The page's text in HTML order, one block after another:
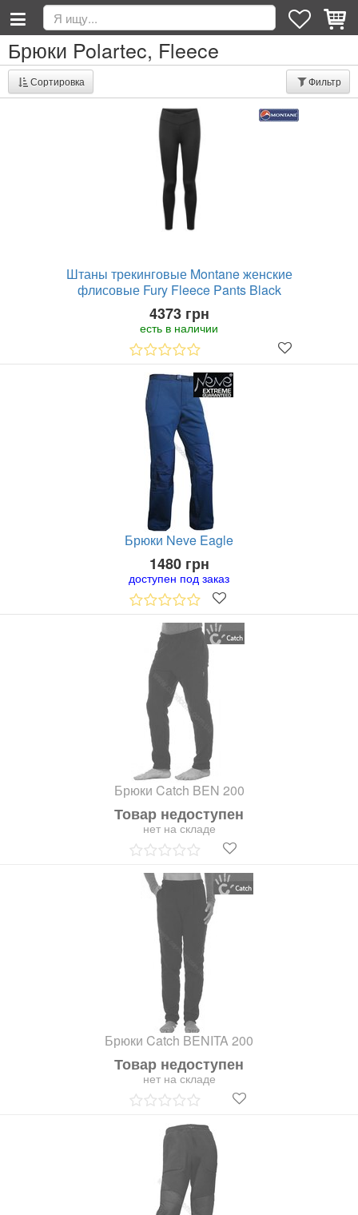
Брюки Polartec, Fleece
Сортировка Фильтр
Штаны трекинговые Montane женские
флисовые Fury Fleece Pants Black
4373 грн
есть в наличии
Брюки Neve Eagle
1480 грн
доступен под заказ
Брюки Catch BEN 200
Товар недоступен
нет на складе
Брюки Catch BENITA 200
Товар недоступен
нет на складе